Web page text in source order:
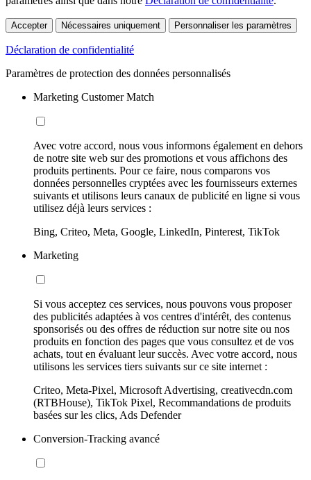
Accepter Nécessaires uniquement Personnaliser les paramètres
Déclaration de confidentialité
Paramètres de protection des données personnalisés
Marketing Customer Match
Avec votre accord, nous vous informons également en dehors
de notre site web sur des promotions et vous affichons des
produits pertinents. Pour ce faire, nous comparons vos
données personnelles cryptées avec les fournisseurs externes
suivants et utilisons leurs canaux de publicité en ligne si vous
utilisez déjà leurs services :
Bing, Criteo, Meta, Google, LinkedIn, Pinterest, TikTok
Marketing
Si vous acceptez ces services, nous pouvons vous proposer
des publicités adaptées à vos centres d'intérêt, des contenus
sponsorisés ou des offres de réduction sur notre site ou nos
produits en fonction des pages que vous consultez et de vos
achats, tout en évaluant leur succès. Avec votre accord, nous
utilisons les services tiers suivants sur ce site internet :
Criteo, Meta-Pixel, Microsoft Advertising, creativecdn.com
(RTBHouse), TikTok Pixel, Recommandations de produits
basées sur les clics, Ads Defender
Conversion-Tracking avancé